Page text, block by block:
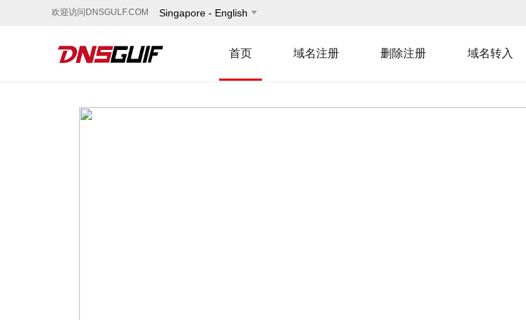
欢迎访问DNSGULF.COM Singapore - English
首页 域名注册 删除注册 域名转入